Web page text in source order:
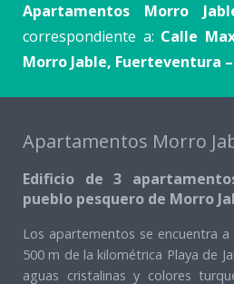
Apartamentos Morro
correspondiente a: Calle
Morro Jable, Fuerteventura
Apartamentos Morro
Edificio de 3
pueblo pesquero de Morro
Los apartementos se encuentra
500 m de la kilométrica Playa de
aguas cristalinas y colores